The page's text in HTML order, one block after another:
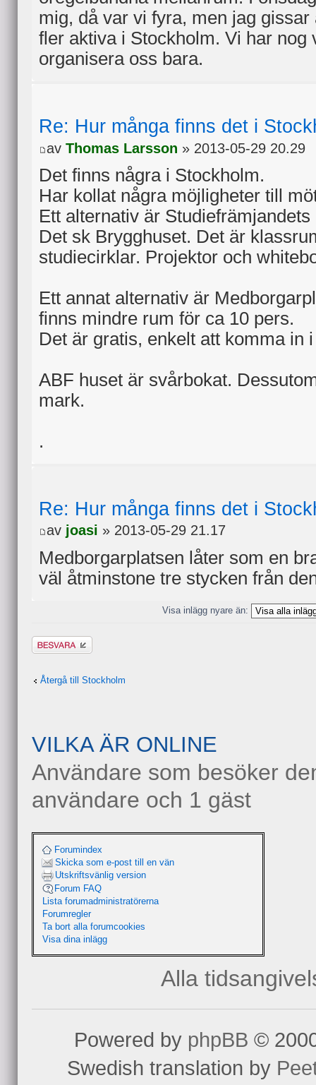
mig, då var vi fyra, men jag
fler aktiva i Stockholm. Vi har nog
organisera oss bara.
Re: Hur många finns det i
av Thomas Larsson » 2013-05-29 20.29
Det finns några i Stockholm.
Har kollat några möjligheter till
Ett alternativ är
Det sk Brygghuset. Det är
studiecirklar. Projektor och
Ett annat alternativ är
finns mindre rum för ca 10 pers.
Det är gratis, enkelt att komma in
ABF huset är svårbokat.
mark.
.
Re: Hur många finns det i
av joasi » 2013-05-29 21.17
Medborgarplatsen låter som en
väl åtminstone tre stycken från
Visa inlägg nyare än:
Besvara
Återgå till Stockholm
VILKA ÄR ONLINE
Användare som besöker
användare och 1 gäst
Forumindex
Skicka som e-post till en vän
Utskriftsvänlig version
Forum FAQ
Lista forumadministratörerna
Forumregler
Ta bort alla forumcookies
Visa dina inlägg
Alla
Powered by phpBB ©
Swedish translation by